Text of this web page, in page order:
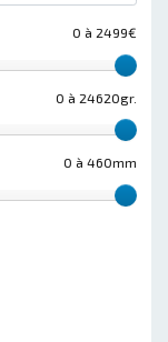
0 à 2499€
0 à 24620gr.
0 à 460mm